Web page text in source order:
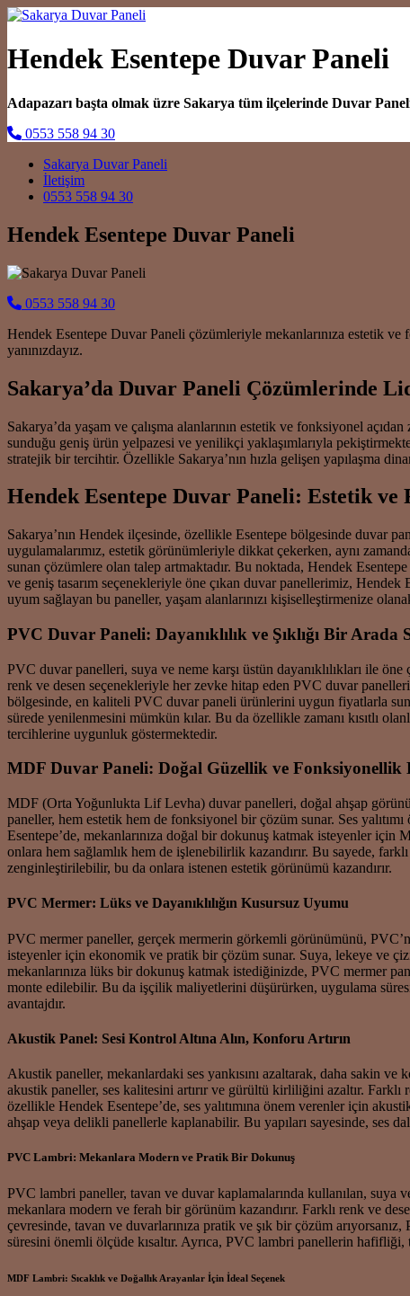
Hendek Esentepe Duvar Paneli
Adapazarı başta olmak üzre Sakarya tüm ilçelerinde Duvar
0553 558 94 30
Main Navigation
Sakarya Duvar Paneli
İletişim
0553 558 94 30
Hendek Esentepe Duvar Paneli
0553 558 94 30
Hendek Esentepe Duvar Paneli çözümleriyle mekanlarınıza estetik
yanınızdayız.
Sakarya’da Duvar Paneli Çözümlerinde
Sakarya’da yaşam ve çalışma alanlarının estetik ve fonksiyonel
sunduğu geniş ürün yelpazesi ve yenilikçi yaklaşımlarıyla
stratejik bir tercihtir. Özellikle Sakarya’nın hızla gelişen yapılaşma
Hendek Esentepe Duvar Paneli: Estetik ve
Sakarya’nın Hendek ilçesinde, özellikle Esentepe bölgesinde duvar
uygulamalarımız, estetik görünümleriyle dikkat çekerken, aynı
sunan çözümlere olan talep artmaktadır. Bu noktada, Hendek
ve geniş tasarım seçenekleriyle öne çıkan duvar panellerimiz,
uyum sağlayan bu paneller, yaşam alanlarınızı kişiselleştirmenize
PVC Duvar Paneli: Dayanıklılık ve Şıklığı Bir Arada
PVC duvar panelleri, suya ve neme karşı üstün dayanıklılıkları ile
renk ve desen seçenekleriyle her zevke hitap eden PVC duvar
bölgesinde, en kaliteli PVC duvar paneli ürünlerini uygun fiyatlarla
sürede yenilenmesini mümkün kılar. Bu da özellikle zamanı kısıtlı
tercihlerine uygunluk göstermektedir.
MDF Duvar Paneli: Doğal Güzellik ve Fonksiyonellik
MDF (Orta Yoğunlukta Lif Levha) duvar panelleri, doğal ahşap
paneller, hem estetik hem de fonksiyonel bir çözüm sunar. Ses
Esentepe’de, mekanlarınıza doğal bir dokunuş katmak isteyenler
onlara hem sağlamlık hem de işlenebilirlik kazandırır. Bu sayede,
zenginleştirilebilir, bu da onlara istenen estetik görünümü kazandırır.
PVC Mermer: Lüks ve Dayanıklılığın Kusursuz Uyumu
PVC mermer paneller, gerçek mermerin görkemli görünümünü,
isteyenler için ekonomik ve pratik bir çözüm sunar. Suya, lekeye ve
mekanlarınıza lüks bir dokunuş katmak istediğinizde, PVC mermer
monte edilebilir. Bu da işçilik maliyetlerini düşürürken, uygulama
avantajdır.
Akustik Panel: Sesi Kontrol Altına Alın, Konforu Artırın
Akustik paneller, mekanlardaki ses yankısını azaltarak, daha sakin
akustik paneller, ses kalitesini artırır ve gürültü kirliliğini azaltır.
özellikle Hendek Esentepe’de, ses yalıtımına önem verenler için
ahşap veya delikli panellerle kaplanabilir. Bu yapıları sayesinde, ses
PVC Lambri: Mekanlara Modern ve Pratik Bir Dokunuş
PVC lambri paneller, tavan ve duvar kaplamalarında kullanılan, suya
mekanlara modern ve ferah bir görünüm kazandırır. Farklı renk ve
çevresinde, tavan ve duvarlarınıza pratik ve şık bir çözüm
süresini önemli ölçüde kısaltır. Ayrıca, PVC lambri panellerin hafifliği,
MDF Lambri: Sıcaklık ve Doğallık Arayanlar İçin İdeal Seçenek